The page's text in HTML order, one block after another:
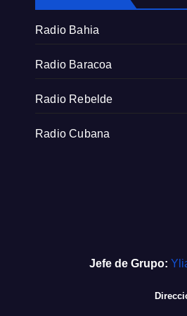
Radio Bahia
Radio Baracoa
Radio Rebelde
Radio Cubana
Jefe de Grupo: